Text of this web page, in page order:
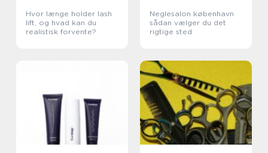
Hvor længe holder lash
lift, og hvad kan du
realistisk forvente?
Neglesalon københavn
sådan vælger du det
rigtige sted